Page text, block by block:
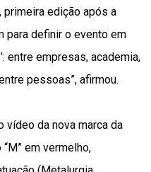
edição após a
para definir o evento em
entre empresas, academia,
pessoas”, afirmou.
vídeo da nova marca da
em vermelho,